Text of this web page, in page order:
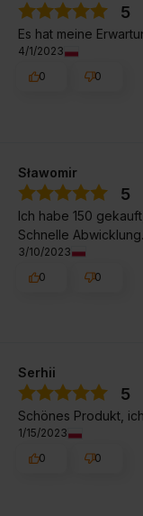
5
Es hat meine
4/1/2023
0
0
Sławomir
5
Ich habe 150
Schnelle Abwicklung.
3/10/2023
0
0
Serhii
5
Schönes Produkt,
1/15/2023
0
0